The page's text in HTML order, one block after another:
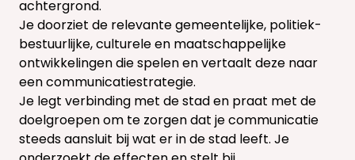
achtergrond.
Je doorziet de relevante gemeentelijke, politiek-
bestuurlijke, culturele en maatschappelijke
ontwikkelingen die spelen en vertaalt deze naar
een communicatiestrategie.
Je legt verbinding met de stad en praat met de
doelgroepen om te zorgen dat je communicatie
steeds aansluit bij wat er in de stad leeft. Je